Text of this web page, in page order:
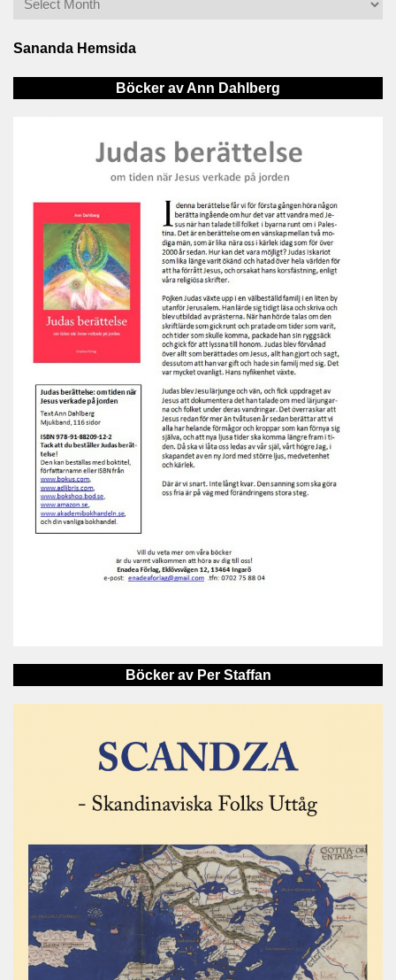
Sananda Hemsida
Böcker av Ann Dahlberg
Böcker av Per Staffan